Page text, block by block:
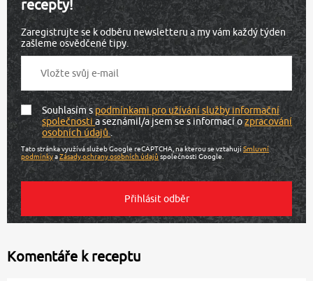
recepty!
Zaregistrujte se k odběru newsletteru a my vám každý týden
zašleme osvědčené tipy.
Souhlasím spodmínkami pro užívání služby informační
společnostia seznámil/a jsem se s informací ozpracování
osobních údajů.
Tato stránka využívá služeb Google reCAPTCHA, na kterou se vztahujíSmluvní
podmínkyaZásady ochrany osobních údajů společnosti Google.
Komentáře k receptu